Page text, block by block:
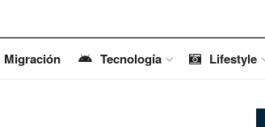
Migración Tecnología Lifestyle